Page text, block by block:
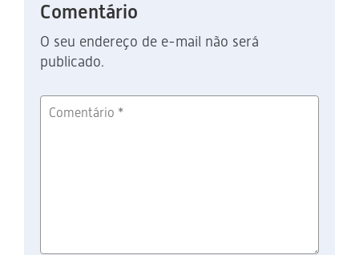
Comentário
O seu endereço de e-mail não será
publicado.